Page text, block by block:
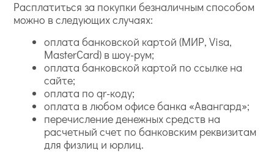
Расплатиться за покупки безналичным способом
можно в следующих случаях:
оплата банковской картой (МИР, Visa,
MasterCard) в шоу-рум;
оплата банковской картой по ссылке на
сайте;
оплата по qr-коду;
оплата в любом офисе банка «Авангард»;
перечисление денежных средств на
расчетный счет по банковским реквизитам
для физлиц и юрлиц.